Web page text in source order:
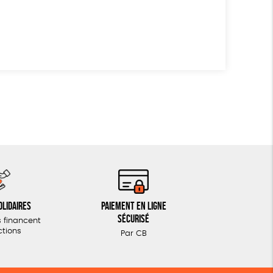
financent
Paiement en ligne
sécurisé
Par CB